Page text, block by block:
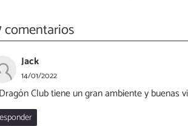
comentarios
Jack
14/01/2022
Club tiene un gran ambiente y buenas